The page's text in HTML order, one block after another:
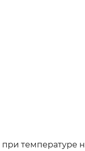
температуре